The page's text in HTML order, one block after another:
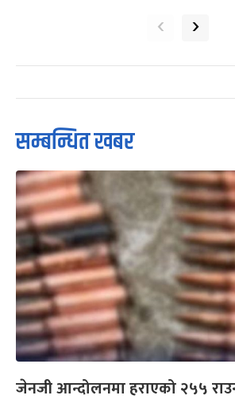
‹ ›
सम्बन्धित खबर
जेनजी आन्दोलनमा हराएको २५५